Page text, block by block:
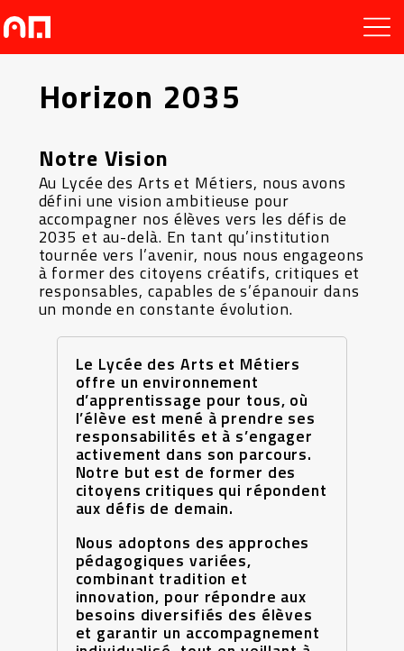
Horizon 2035
Notre Vision
Au Lycée des Arts et Métiers, nous avons
défini une vision ambitieuse pour
accompagner nos élèves vers les défis de
2035 et au-delà. En tant qu’institution
tournée vers l’avenir, nous nous engageons
à former des citoyens créatifs, critiques et
responsables, capables de s’épanouir dans
un monde en constante évolution.
Le Lycée des Arts et Métiers
offre un environnement
d’apprentissage pour tous, où
l’élève est mené à prendre ses
responsabilités et à s’engager
activement dans son parcours.
Notre but est de former des
citoyens critiques qui répondent
aux défis de demain.
Nous adoptons des approches
pédagogiques variées,
combinant tradition et
innovation, pour répondre aux
besoins diversifiés des élèves
et garantir un accompagnement